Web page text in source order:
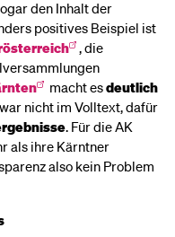
den Inhalt der
positives Beispiel ist
, die
macht esdeutlich
nicht im Volltext, dafür
. Für die AK
als ihre Kärntner
also kein Problem